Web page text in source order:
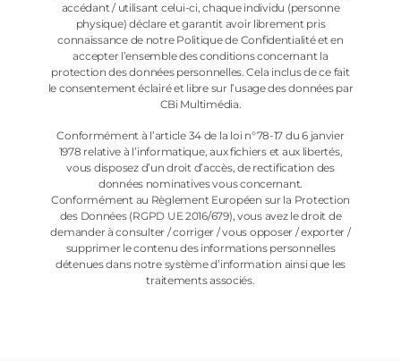
accédant / utilisant celui-ci, chaque individu (personne
physique) déclare et garantit avoir librement pris
connaissance de notre Politique de Confidentialité et en
accepter l’ensemble des conditions concernant la
protection des données personnelles. Cela inclus de ce fait
le consentement éclairé et libre sur l’usage des données par
CBi Multimédia.
Conformément à l’article 34 de la loi n°78-17 du 6 janvier
1978 relative à l’informatique, aux fichiers et aux libertés,
vous disposez d’un droit d’accès, de rectification des
données nominatives vous concernant.
Conformément au Règlement Européen sur la Protection
des Données (RGPD UE 2016/679), vous avez le droit de
demander à consulter / corriger / vous opposer / exporter /
supprimer le contenu des informations personnelles
détenues dans notre système d’information ainsi que les
traitements associés.